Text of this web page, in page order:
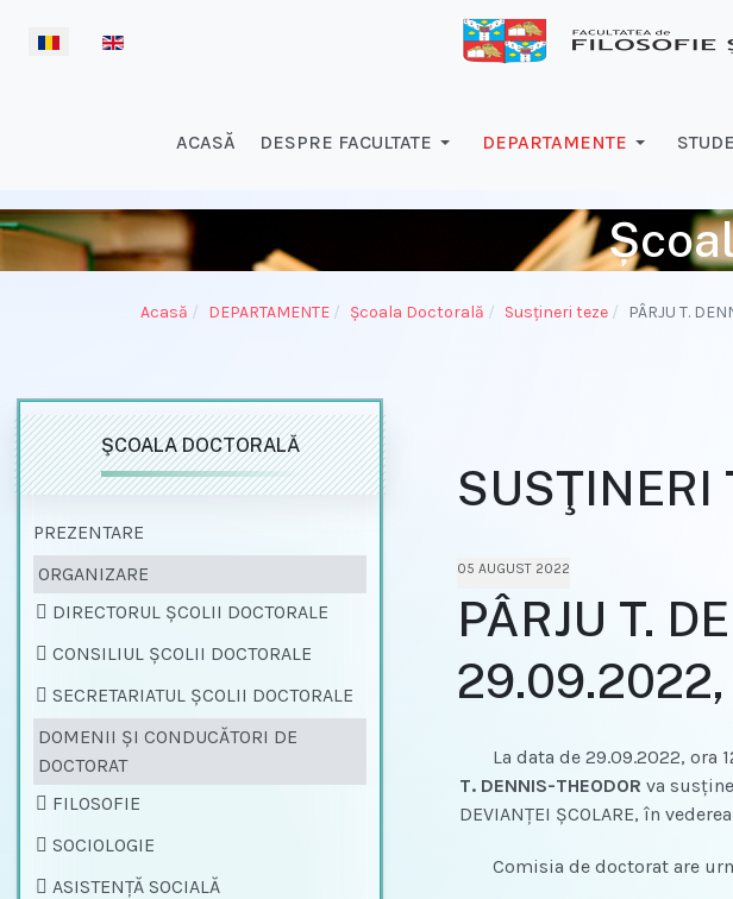
Selectați limba dvs
ACASĂ DESPRE FACULTATE DEPARTAMENTE
Acasă DEPARTAMENTE Şcoala Doctorală Susţineri teze PÂRJU T.
SUSŢINERI
05 AUGUST 2022
PÂRJU T.
29.09.2022,
La data de 29.09.2022, ora
T. DENNIS-THEODOR va
DEVIANŢEI ŞCOLARE, în
Comisia de doctorat are
ŞCOALA DOCTORALĂ
PREZENTARE
ORGANIZARE
DIRECTORUL ȘCOLII DOCTORALE
CONSILIUL ȘCOLII DOCTORALE
SECRETARIATUL ȘCOLII DOCTORALE
DOMENII ŞI CONDUCĂTORI DE
DOCTORAT
FILOSOFIE
SOCIOLOGIE
ASISTENȚĂ SOCIALĂ